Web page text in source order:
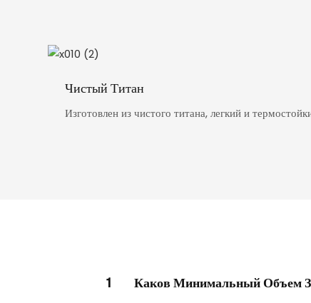
Чистый Титан
Изготовлен из чистого титана, легкий и
1 Каков Минимальный Объем